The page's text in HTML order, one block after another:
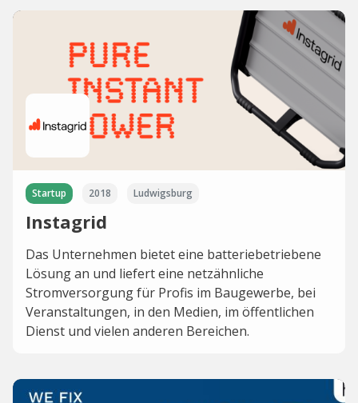
Startup 2018 Ludwigsburg
Instagrid
Das Unternehmen bietet eine batteriebetriebene
Lösung an und liefert eine netzähnliche
Stromversorgung für Profis im Baugewerbe, bei
Veranstaltungen, in den Medien, im öffentlichen
Dienst und vielen anderen Bereichen.